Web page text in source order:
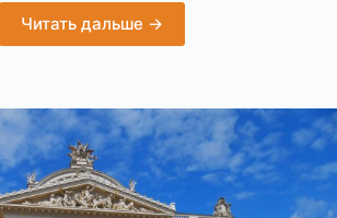
Читать дальше →